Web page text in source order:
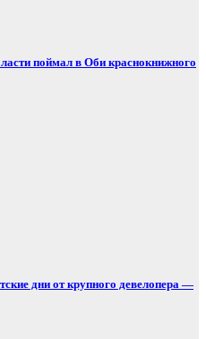
поймал в Оби краснокнижного
дни от крупного девелопера —